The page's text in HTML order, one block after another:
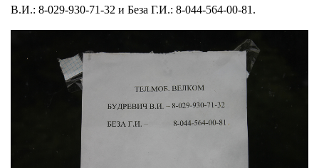
В.И.: 8-029-930-71-32 и Беза Г.И.: 8-044-564-00-81.